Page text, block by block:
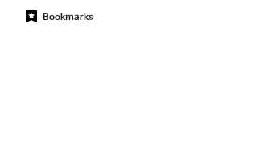
Bookmarks